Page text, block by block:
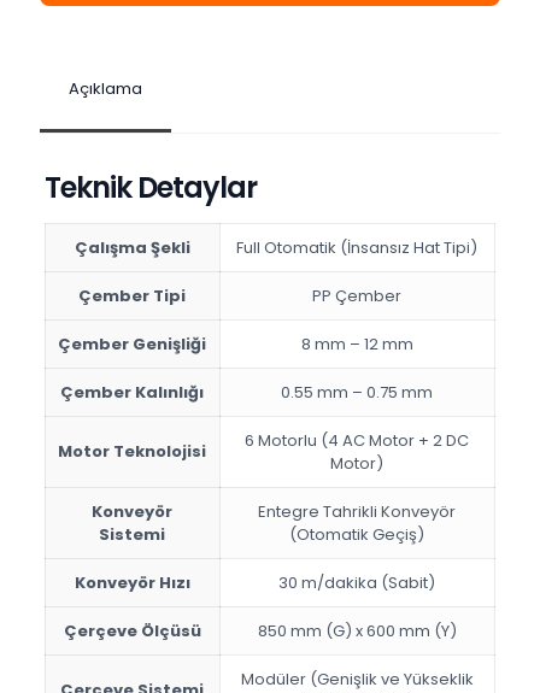
Açıklama
Teknik Detaylar
Çalışma Şekli Full Otomatik (İnsansız Hat Tipi)
Çember Tipi PP Çember
Çember Genişliği 8 mm – 12 mm
Çember Kalınlığı 0.55 mm – 0.75 mm
Motor Teknolojisi
6 Motorlu (4 AC Motor + 2 DC
Motor)
Konveyör
Sistemi
Entegre Tahrikli Konveyör
(Otomatik Geçiş)
Konveyör Hızı 30 m/dakika (Sabit)
Çerçeve Ölçüsü 850 mm (G) x 600 mm (Y)
Modüler (Genişlik ve Yükseklik